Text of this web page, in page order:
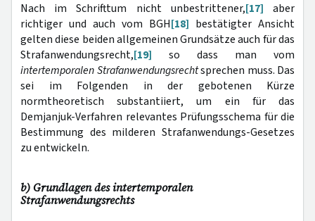
Nach im Schrifttum nicht unbestrittener,[17] aber
richtiger und auch vom BGH[18] bestätigter Ansicht
gelten diese beiden allgemeinen Grundsätze auch für das
Strafanwendungsrecht,[19] so dass man vom
intertemporalen Strafanwendungsrechtsprechen muss. Das
sei im Folgenden in der gebotenen Kürze
normtheoretisch substantiiert, um ein für das
Demjanjuk-Verfahren relevantes Prüfungsschema für die
Bestimmung des milderen Strafanwendungs-Gesetzes
zu entwickeln.
b) Grundlagen des intertemporalen
Strafanwendungsrechts